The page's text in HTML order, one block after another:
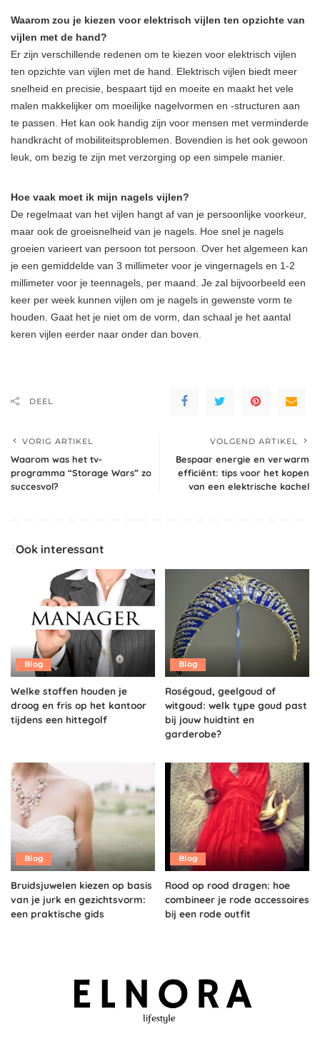
Waarom zou je kiezen voor elektrisch vijlen ten opzichte van
vijlen met de hand?
Er zijn verschillende redenen om te kiezen voor elektrisch vijlen
ten opzichte van vijlen met de hand. Elektrisch vijlen biedt meer
snelheid en precisie, bespaart tijd en moeite en maakt het vele
malen makkelijker om moeilijke nagelvormen en -structuren aan
te passen. Het kan ook handig zijn voor mensen met verminderde
handkracht of mobiliteitsproblemen. Bovendien is het ook gewoon
leuk, om bezig te zijn met verzorging op een simpele manier.
Hoe vaak moet ik mijn nagels vijlen?
De regelmaat van het vijlen hangt af van je persoonlijke voorkeur,
maar ook de groeisnelheid van je nagels. Hoe snel je nagels
groeien varieert van persoon tot persoon. Over het algemeen kan
je een gemiddelde van 3 millimeter voor je vingernagels en 1-2
millimeter voor je teennagels, per maand. Je zal bijvoorbeeld een
keer per week kunnen vijlen om je nagels in gewenste vorm te
houden. Gaat het je niet om de vorm, dan schaal je het aantal
keren vijlen eerder naar onder dan boven.
DEEL
VORIG ARTIKEL
Waarom was het tv-
programma “Storage Wars” zo
succesvol?
VOLGEND ARTIKEL
Bespaar energie en verwarm
efficiënt: tips voor het kopen
van een elektrische kachel
Ook interessant
Blog
Welke stoffen houden je
droog en fris op het kantoor
tijdens een hittegolf
Blog
Roségoud, geelgoud of
witgoud: welk type goud past
bij jouw huidtint en
garderobe?
Blog
Bruidsjuwelen kiezen op basis
van je jurk en gezichtsvorm:
een praktische gids
Blog
Rood op rood dragen: hoe
combineer je rode accessoires
bij een rode outfit